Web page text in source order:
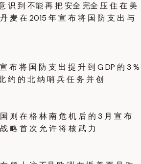
识 到 不能 再 把 安全 完全 压 住 在 美
麦 在 2015 年 宣 布 将 国 防 支 出 与
布 将 国 防 支 出 提 升 到 G DP 的 3 %
约 的 北 纳 哨 兵 任 务 并 创
则 在 格 林 南 危 机 后 的 3 月 宣 布
略 首 次 允 许 将 核 武 力